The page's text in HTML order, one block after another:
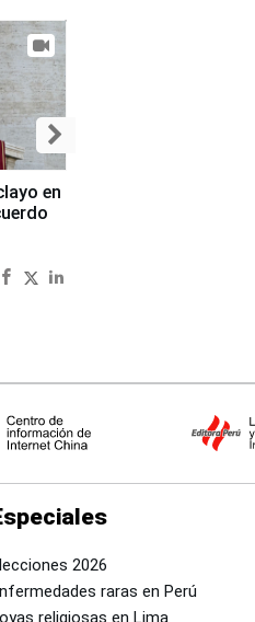
en
2026
raras en Perú
religiosas en Lima